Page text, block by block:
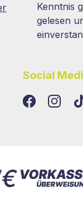
Kenntnis
gelesen
Social